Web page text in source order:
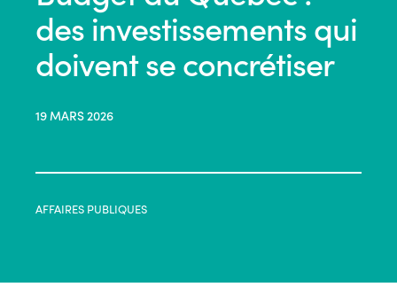
des investissements qui
doivent se concrétiser
19 MARS 2026
AFFAIRES PUBLIQUES